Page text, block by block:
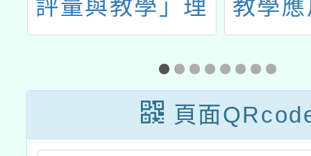
評量與教學」理
論與實務研討會
和「閱讀教學全
攻略：AI×雙閱
讀×雙語閱讀」
教學
頁面